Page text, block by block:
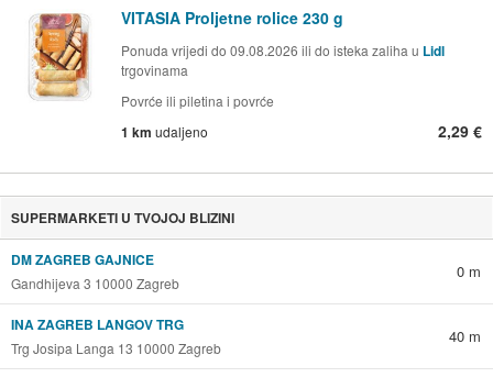
VITASIA Proljetne rolice 230 g
Ponuda vrijedi do 09.08.2026 ili do isteka zaliha u Lidl
trgovinama
Povrće ili piletina i povrće
1 km udaljeno 2,29 €
SUPERMARKETI U TVOJOJ BLIZINI
DM ZAGREB GAJNICE
Gandhijeva 3 10000 Zagreb
0 m
INA ZAGREB LANGOV TRG
Trg Josipa Langa 13 10000 Zagreb
40 m